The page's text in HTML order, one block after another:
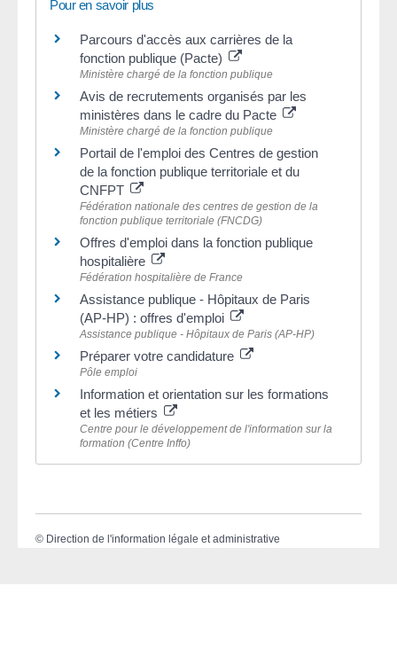
Pour en savoir plus
Parcours d'accès aux carrières de la
fonction publique (Pacte)
Ministère chargé de la fonction publique
Avis de recrutements organisés par les
ministères dans le cadre du Pacte
Ministère chargé de la fonction publique
Portail de l'emploi des Centres de gestion
de la fonction publique territoriale et du
CNFPT
Fédération nationale des centres de gestion de la
fonction publique territoriale (FNCDG)
Offres d'emploi dans la fonction publique
hospitalière
Fédération hospitalière de France
Assistance publique - Hôpitaux de Paris
(AP-HP) : offres d'emploi
Assistance publique - Hôpitaux de Paris (AP-HP)
Préparer votre candidature
Pôle emploi
Information et orientation sur les formations
et les métiers
Centre pour le développement de l'information sur la
formation (Centre Inffo)
© Direction de l'information légale et administrative